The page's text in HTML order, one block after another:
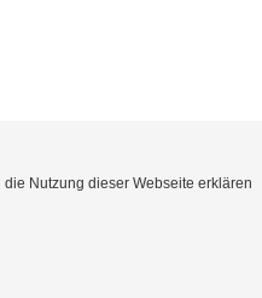
Nutzung dieser Webseite erklären